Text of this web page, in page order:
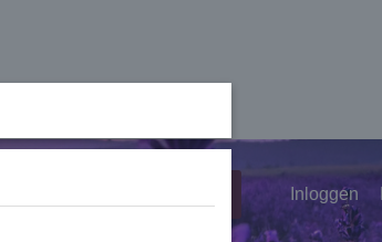
Inloggen